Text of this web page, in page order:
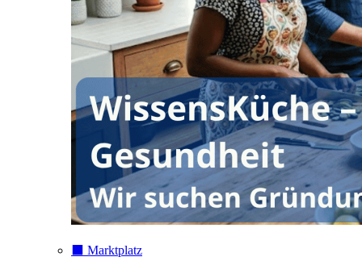
⬛️ Marktplatz